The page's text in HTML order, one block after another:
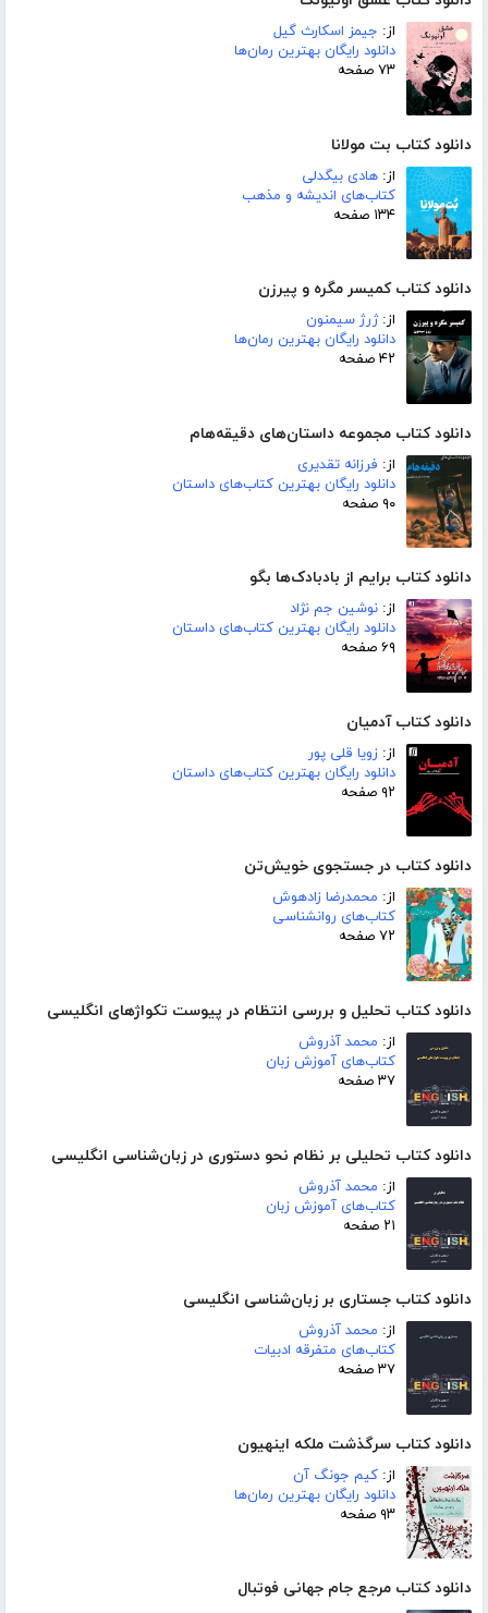
از: جیمز اسکارث گیل
دانلود رایگان بهترین رمان‌ها
۷۳ صفحه
دانلود کتاب بت مولانا
از: هادی بیگدلی
کتاب‌های اندیشه و مذهب
۱۳۴ صفحه
دانلود کتاب کمیسر مگره و پیرزن
از:ژرژ سیمنون
دانلود رایگان بهترین رمان‌ها
۴۲ صفحه
دانلود کتاب مجموعه داستان‌های دقیقه‌هام
از: فرزانه تقدیری
دانلود رایگان بهترین کتاب‌های داستان
۹۰ صفحه
دانلود کتاب برایم از بادبادک‌ها بگو
از: نوشین جم نژاد
دانلود رایگان بهترین کتاب‌های داستان
۶۹ صفحه
دانلود کتاب آدمیان
از: زویا قلی پور
دانلود رایگان بهترین کتاب‌های داستان
۹۲ صفحه
دانلود کتاب در جستجوی خویش‌تن
از: محمدرضا زادهوش
کتاب‌های روانشناسی
۷۲ صفحه
دانلود کتاب تحلیل و بررسی انتظام در پیوست تکواژهای انگلیسی
از: محمد آذروش
کتاب‌های آموزش زبان
۳۷ صفحه
دانلود کتاب تحلیلی بر نظام نحو دستوری در زبان‌شناسی انگلیسی
از: محمد آذروش
کتاب‌های آموزش زبان
۲۱ صفحه
دانلود کتاب جستاری بر زبان‌شناسی انگلیسی
از: محمد آذروش
کتاب‌های متفرقه ادبیات
۳۷ صفحه
دانلود کتاب سرگذشت ملکه اینهیون
از: کیم جونگ آن
دانلود رایگان بهترین رمان‌ها
۹۳ صفحه
دانلود کتاب مرجع جام جهانی فوتبال